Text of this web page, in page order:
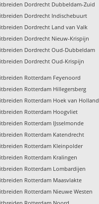
Dordrecht Dubbeldam-Zuid
Dordrecht Indischebuurt
Dordrecht Land van Valk
Dordrecht Nieuw-Krispijn
Dordrecht Oud-Dubbeldam
Dordrecht Oud-Krispijn
Rotterdam Feyenoord
Rotterdam Hillegersberg
Rotterdam Hoek van Holland
Rotterdam Hoogvliet
Rotterdam IJsselmonde
Rotterdam Katendrecht
Rotterdam Kleinpolder
Rotterdam Kralingen
Rotterdam Lombardijen
Rotterdam Maasvlakte
Rotterdam Nieuwe Westen